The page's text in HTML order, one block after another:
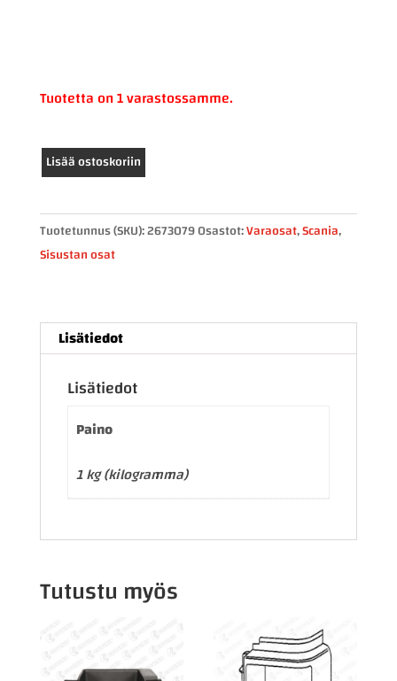
Tuotetta on 1 varastossamme.
Scania
oviverhoilun
valoille
2673079
Lisää ostoskoriin
Tuotetunnus (SKU):2673079Osastot:Varaosat,Scania,
Sisustan osat
Lisätiedot
Lisätiedot
Paino
1 kg (kilogramma)
Tutustu myös